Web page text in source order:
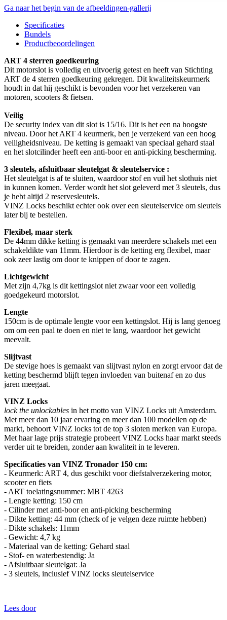
Ga naar het begin van de afbeeldingen-gallerij
Specificaties
Bundels
Productbeoordelingen
ART 4 sterren goedkeuring
Dit motorslot is volledig en uitvoerig getest en heeft van Stichting
ART de 4 sterren goedkeuring gekregen. Dit kwaliteitskeurmerk
houdt in dat hij geschikt is bevonden voor het verzekeren van
motoren, scooters & fietsen.
Veilig
De security index van dit slot is 15/16. Dit is het een na hoogste
niveau. Door het ART 4 keurmerk, ben je verzekerd van een hoog
veiligheidsniveau. De ketting is gemaakt van speciaal gehard staal
en het slotcilinder heeft een anti-boor en anti-picking bescherming.
3 sleutels, afsluitbaar sleutelgat & sleutelservice :
Het sleutelgat is af te sluiten, waardoor stof en vuil het slothuis niet
in kunnen komen. Verder wordt het slot geleverd met 3 sleutels, dus
je hebt altijd 2 reservesleutels.
VINZ Locks beschikt echter ook over een sleutelservice om sleutels
later bij te bestellen.
Flexibel, maar sterk
De 44mm dikke ketting is gemaakt van meerdere schakels met een
schakeldikte van 11mm. Hierdoor is de ketting erg flexibel, maar
ook zeer lastig om door te knippen of door te zagen.
Lichtgewicht
Met zijn 4,7kg is dit kettingslot niet zwaar voor een volledig
goedgekeurd motorslot.
Lengte
150cm is de optimale lengte voor een kettingslot. Hij is lang genoeg
om om een paal te doen en niet te lang, waardoor het gewicht
meevalt.
Slijtvast
De stevige hoes is gemaakt van slijtvast nylon en zorgt ervoor dat de
ketting beschermd blijft tegen invloeden van buitenaf en zo dus
jaren meegaat.
VINZ Locks
lock the unlockables in het motto van VINZ Locks uit Amsterdam.
Met meer dan 10 jaar ervaring en meer dan 100 modellen op de
markt, behoort VINZ locks tot de top 3 sloten merken van Europa.
Met haar lage prijs strategie probeert VINZ Locks haar markt steeds
verder uit te breiden, zonder aan kwaliteit in te leveren.
Specificaties van VINZ Tronador 150 cm:
- Keurmerk: ART 4, dus geschikt voor diefstalverzekering motor,
scooter en fiets
- ART toelatingsnummer: MBT 4263
- Lengte ketting: 150 cm
- Cilinder met anti-boor en anti-picking bescherming
- Dikte ketting: 44 mm (check of je velgen deze ruimte hebben)
- Dikte schakels: 11mm
- Gewicht: 4,7 kg
- Materiaal van de ketting: Gehard staal
- Stof- en waterbestendig: Ja
- Afsluitbaar sleutelgat: Ja
- 3 sleutels, inclusief VINZ locks sleutelservice
Lees door